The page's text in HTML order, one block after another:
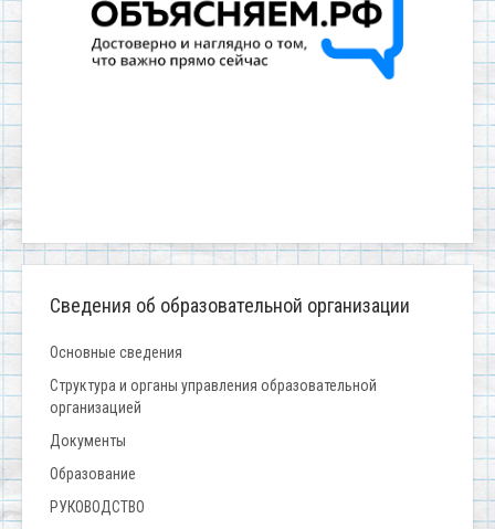
Сведения об образовательной организации
Основные сведения
Структура и органы управления образовательной
организацией
Документы
Образование
РУКОВОДСТВО